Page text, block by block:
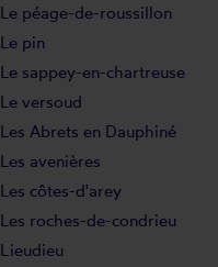
Le péage-de-roussillon
Le pin
Le sappey-en-chartreuse
Le versoud
Les Abrets en Dauphiné
Les avenières
Les côtes-d'arey
Les roches-de-condrieu
Lieudieu